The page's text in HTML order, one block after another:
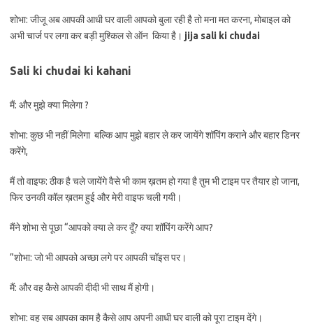
शोभा: जीजू अब आपकी आधी घर वाली आपको बुला रही है तो मना मत करना, मोबाइल को
अभी चार्ज पर लगा कर बड़ी मुश्किल से ऑन किया है। jija sali ki chudai
Sali ki chudai ki kahani
मैं: और मुझे क्या मिलेगा ?
शोभा: कुछ भी नहीं मिलेगा बल्कि आप मुझे बहार ले कर जायेंगे शॉपिंग कराने और बहार डिनर
करेंगे,
मैं तो वाइफ: ठीक है चले जायेंगे वैसे भी काम ख़तम हो गया है तुम भी टाइम पर तैयार हो जाना,
फिर उनकी कॉल ख़तम हुई और मेरी वाइफ चली गयी।
मैंने शोभा से पूछा “आपको क्या ले कर दूँ? क्या शॉपिंग करेंगे आप?
”शोभा: जो भी आपको अच्छा लगे पर आपकी चॉइस पर।
मैं: और वह कैसे आपकी दीदी भी साथ मैं होगी।
शोभा: वह सब आपका काम है कैसे आप अपनी आधी घर वाली को पूरा टाइम देंगे।